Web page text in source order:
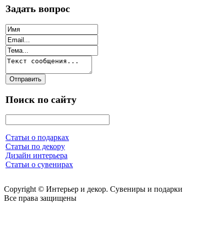
Задать вопрос
Поиск по сайту
Статьи о подарках
Статьи по декору
Дизайн интерьера
Статьи о сувенирах
Copyright © Интерьер и декор. Сувениры и подарки
Все права защищены